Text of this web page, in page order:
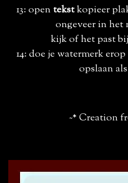
13: open tekstkopieer
ongeveer in het
kijk of het past
14: doe je watermerk
opslaan
~* Creation